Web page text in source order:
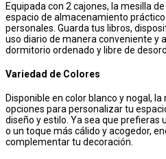
Equipada con 2 cajones, la mesilla
espacio de almacenamiento
personales. Guarda tus libros,
uso diario de manera conveniente y
dormitorio ordenado y libre de
Variedad de Colores
Disponible en color blanco y nogal,
opciones para personalizar tu
diseño y estilo. Ya sea que prefieras
o un toque más cálido y acogedor,
complementar tu decoración.